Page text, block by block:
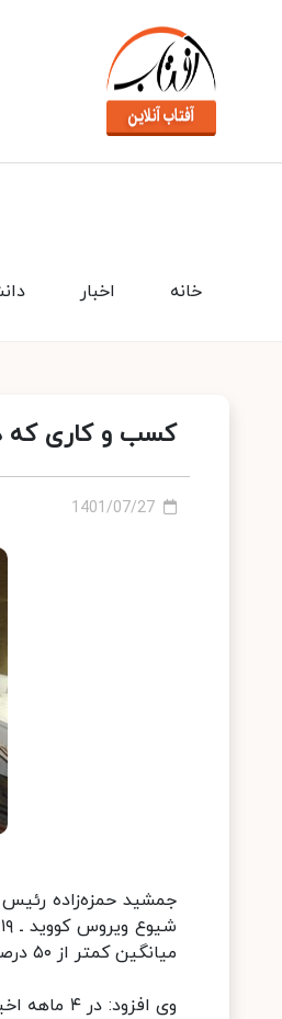
اخبار خانه
کسب و کاری که
1401/07/27
جمشید حمزه‌زاده رئیس
میانگین کمتر از ۵۰ درصد است.